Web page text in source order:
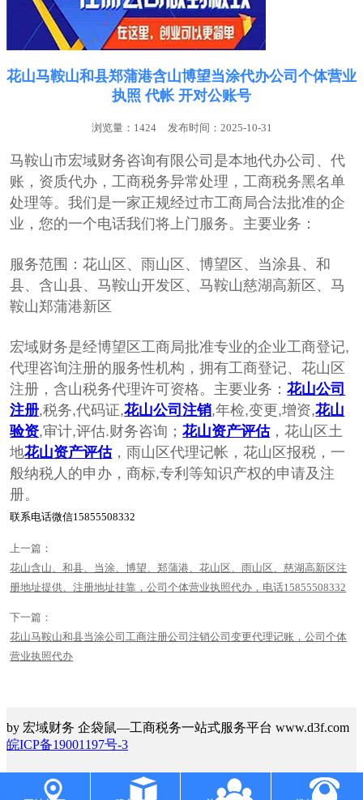
花山马鞍山和县郑蒲港含山博望当涂代办公司个体营业
执照 代帐 开对公账号
浏览量：1424 发布时间：2025-10-31
马鞍山市宏域财务咨询有限公司是本地代办公司、代
账，‌‌资质代办，工商税务异常处理，工商税务黑名单
处理等。我们是一家正规经过市工商局合法批准的企
业，您的一个电话我们将上门服务。主要业务：
服务范围：花山区、雨山区、博望区、当涂县、和
县、含山县、马鞍山开发区、马鞍山慈湖高新区、马
鞍山郑蒲港新区
宏域财务是经博望区工商局批准专业的企业工商登记,
代理咨询注册的服务性机构，拥有工商登记、花山区
注册，含山税务代理许可资格。主要业务：花山公司
注册,税务,代码证,花山公司注销,年检,变更,增资,花山
验资,审计,评估.财务咨询；花山资产评估，花山区土
地花山资产评估，雨山区代理记帐，花山区报税，一
般纳税人的申办，商标,专利等知识产权的申请及注
册。
联系电话微信15855508332
上一篇：
花山含山、和县、当涂、博望、郑蒲港、花山区、雨山区、慈湖高新区注
册地址提供、注册地址挂靠，公司个体营业执照代办，电话15855508332
下一篇：
花山马鞍山和县当涂公司工商注册公司注销公司变更代理记账，公司个体
营业执照代办
by 宏域财务 企袋鼠—工商税务一站式服务平台 www.d3f.com
皖ICP备19001197号-3